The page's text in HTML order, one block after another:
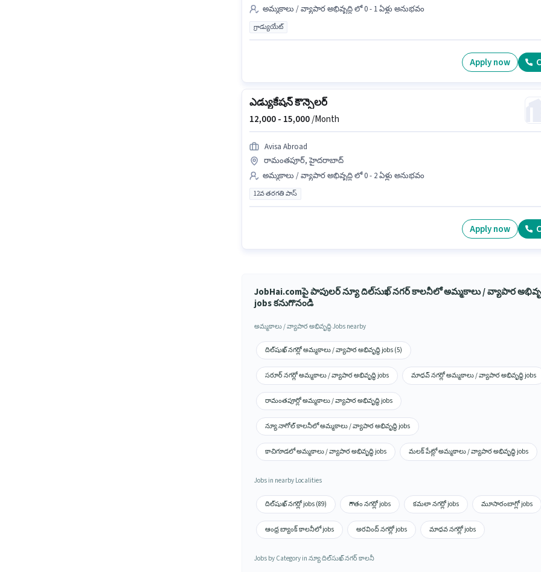
అమ్మకాలు / వ్యాపార అభివృద్ధి లో 0 - 1 ఏళ్లు అనుభవం
గ్రాడ్యుయేట్
Apply now
ఎడ్యుకేషన్ కౌన్సెలర్
12,000 - 15,000/Month
Avisa Abroad
రామంతపూర్, హైదరాబాద్
అమ్మకాలు / వ్యాపార అభివృద్ధి లో 0 - 2 ఏళ్లు అనుభవం
12వ తరగతి పాస్
Apply now
JobHai.comపై పాపులర్ న్యూ దిల్‌సుఖ్ నగర్ కాలనీలో అమ్మకాలు / వ్యాపార
jobs కనుగొనండి
అమ్మకాలు / వ్యాపార అభివృద్ధి Jobs nearby
దిల్‌షుఖ్ నగర్లో అమ్మకాలు / వ్యాపార అభివృద్ధి jobs (5)
సరూర్ నగర్లో అమ్మకాలు / వ్యాపార అభివృద్ధి jobs మాధవ్ నగర్లో అమ్మకాలు / వ్యాపార అభివృద్ధి jobs
రామంతపూర్లో అమ్మకాలు / వ్యాపార అభివృద్ధి jobs
న్యూ నాగోల్ కాలనీలో అమ్మకాలు / వ్యాపార అభివృద్ధి jobs
కాచిగూడలో అమ్మకాలు / వ్యాపార అభివృద్ధి jobs మలక్ పేట్లో అమ్మకాలు / వ్యాపార అభివృద్ధి jobs
Jobs in nearby Localities
దిల్‌షుఖ్ నగర్లో jobs (89) గౌతం నగర్లో jobs కమలా నగర్లో jobs మూసారంబాగ్లో jobs
ఆంధ్ర బ్యాంక్ కాలనీలో jobs అరవింద్ నగర్లో jobs మాధవ నగర్లో jobs
Jobs by Category in న్యూ దిల్‌సుఖ్ నగర్ కాలనీ